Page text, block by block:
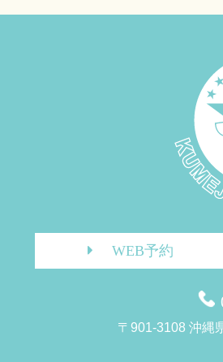
WEB予約
〒901-3108 沖縄